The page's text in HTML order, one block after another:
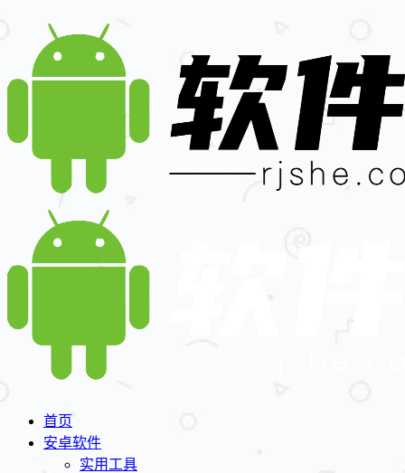
首页
安卓软件
实用工具